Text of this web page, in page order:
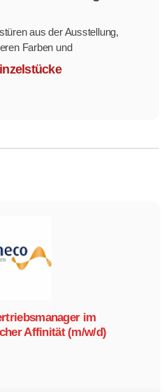
aus der Ausstellung,
Farben und
im
Affinität (m/w/d)